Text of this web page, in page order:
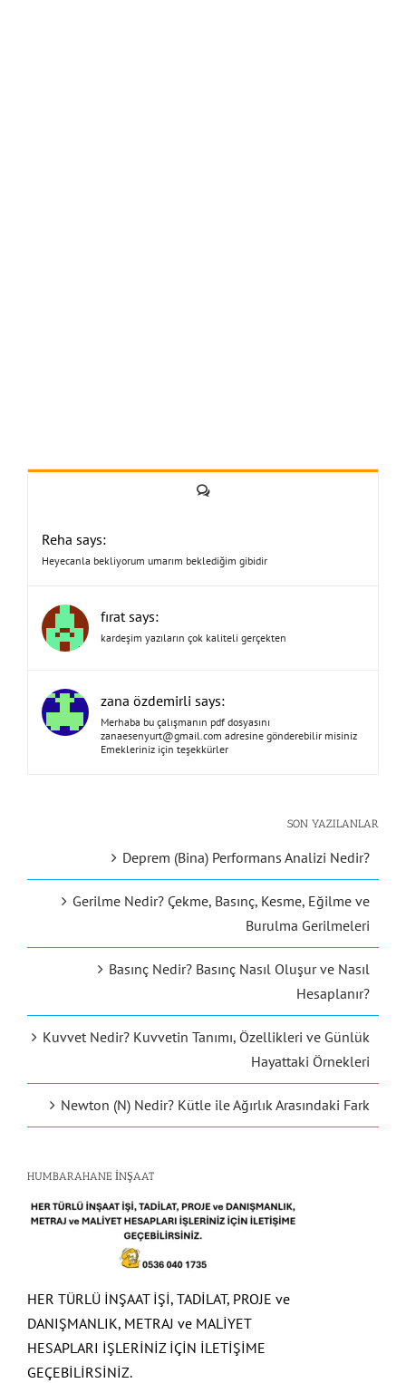
Yorum
Reha says:
Heyecanla bekliyorum umarım beklediğim gibidir
fırat says:
kardeşim yazıların çok kaliteli gerçekten
zana özdemirli says:
Merhaba bu çalışmanın pdf dosyasını
zanaesenyurt@gmail.com adresine gönderebilir misiniz
Emekleriniz için teşekkürler
SON YAZILANLAR
Deprem (Bina) Performans Analizi Nedir?
Gerilme Nedir? Çekme, Basınç, Kesme, Eğilme ve
Burulma Gerilmeleri
Basınç Nedir? Basınç Nasıl Oluşur ve Nasıl
Hesaplanır?
Kuvvet Nedir? Kuvvetin Tanımı, Özellikleri ve Günlük
Hayattaki Örnekleri
Newton (N) Nedir? Kütle ile Ağırlık Arasındaki Fark
HUMBARAHANE İNŞAAT
HER TÜRLÜ İNŞAAT İŞİ, TADİLAT, PROJE ve
DANIŞMANLIK, METRAJ ve MALİYET
HESAPLARI İŞLERİNİZ İÇİN İLETİŞİME
GEÇEBİLİRSİNİZ.